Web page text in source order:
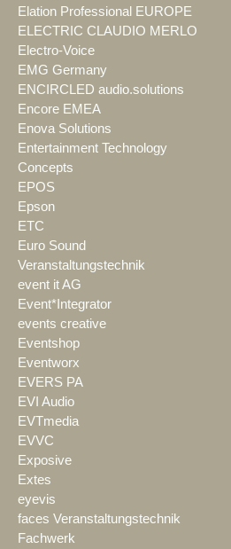
Elation Professional EUROPE
ELECTRIC CLAUDIO MERLO
Electro-Voice
EMG Germany
ENCIRCLED audio.solutions
Encore EMEA
Enova Solutions
Entertainment Technology
Concepts
EPOS
Epson
ETC
Euro Sound
Veranstaltungstechnik
event it AG
Event*Integrator
events creative
Eventshop
Eventworx
EVERS PA
EVI Audio
EVTmedia
EVVC
Exposive
Extes
eyevis
faces Veranstaltungstechnik
Fachwerk